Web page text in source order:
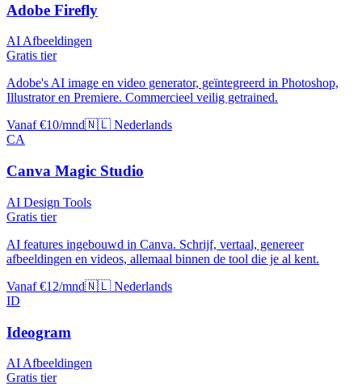
Adobe Firefly
AI Afbeeldingen
Gratis tier
Adobe's AI image en video generator, geïntegreerd in Photoshop,
Illustrator en Premiere. Commercieel veilig getrained.
Vanaf €10/mnd🇳🇱 Nederlands
CA
Canva Magic Studio
AI Design Tools
Gratis tier
AI features ingebouwd in Canva. Schrijf, vertaal, genereer
afbeeldingen en videos, allemaal binnen de tool die je al kent.
Vanaf €12/mnd🇳🇱 Nederlands
ID
Ideogram
AI Afbeeldingen
Gratis tier